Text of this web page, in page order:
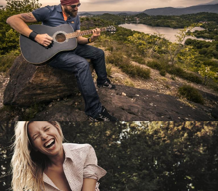
Перевод интернет-магазина
Guitaramania.ru на 1С-Битрикс
Смотреть проект